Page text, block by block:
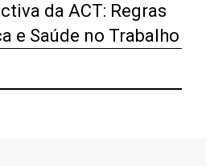
da ACT: Regras
e Saúde no Trabalho